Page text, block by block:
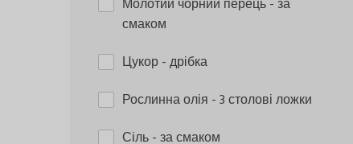
Молотий чорний перець- за
смаком
Цукор- дрібка
Рослинна олія - 3 столові ложки
Сіль- за смаком